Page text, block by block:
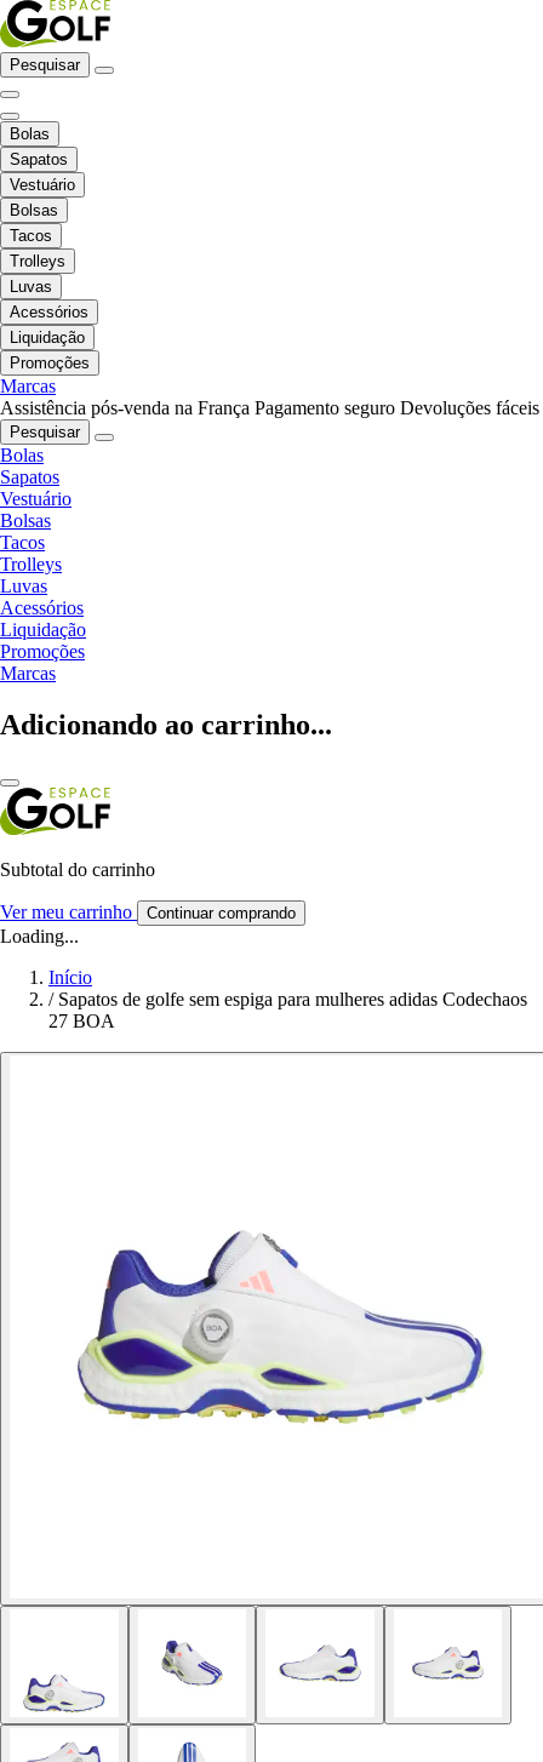
Pesquisar
Bolas
Sapatos
Vestuário
Bolsas
Tacos
Trolleys
Luvas
Acessórios
Liquidação
Promoções
Marcas
Assistência pós-venda na França Pagamento seguro Devoluções fáceis
Pesquisar
Bolas
Sapatos
Vestuário
Bolsas
Tacos
Trolleys
Luvas
Acessórios
Liquidação
Promoções
Marcas
Adicionando ao carrinho...
Subtotal do carrinho
Ver meu carrinho Continuar comprando
Loading...
Início
/ Sapatos de golfe sem espiga para mulheres adidas Codechaos
27 BOA